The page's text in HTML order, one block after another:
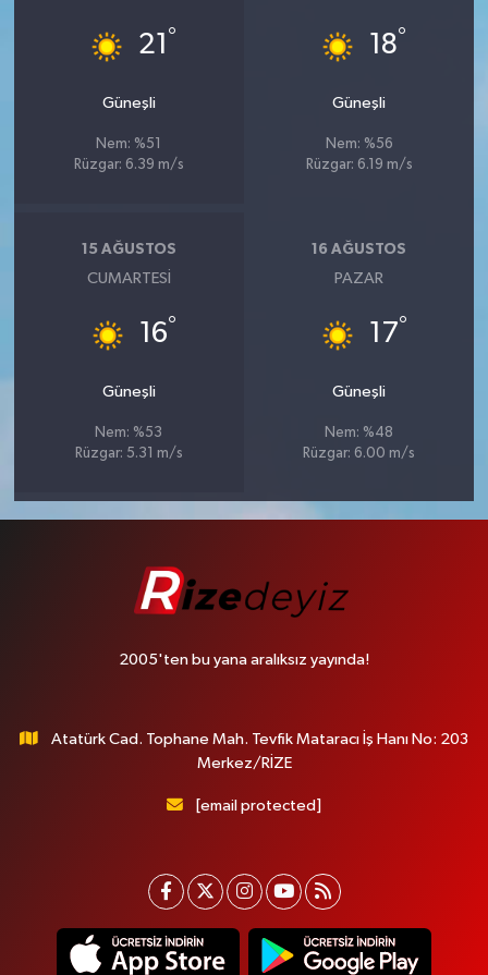
21 °
Güneşli
Nem: %51
Rüzgar: 6.39 m/s
18°
Güneşli
Nem: %56
Rüzgar: 6.19 m/s
15 AĞUSTOS
CUMARTESI
16°
Güneşli
Nem: %53
Rüzgar: 5.31 m/s
16 AĞUSTOS
PAZAR
17°
Güneşli
Nem: %48
Rüzgar: 6.00 m/s
2005'ten bu yana aralıksız yayında!
Atatürk Cad. Tophane Mah. Tevfik Mataracı İş Hanı No: 203
Merkez/RİZE
[email protected]